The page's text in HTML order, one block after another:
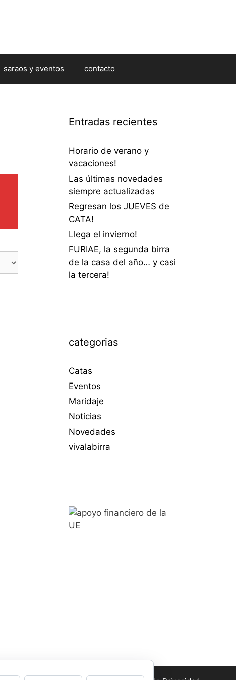
saraos y eventos contacto
Entradas recientes
Horario de verano y
vacaciones!
Las últimas novedades
siempre actualizadas
Regresan los JUEVES de
CATA!
Llega el invierno!
FURIAE, la segunda birra
de la casa del año… y casi
la tercera!
categorias
Catas
Eventos
Maridaje
Noticias
Novedades
vivalabirra